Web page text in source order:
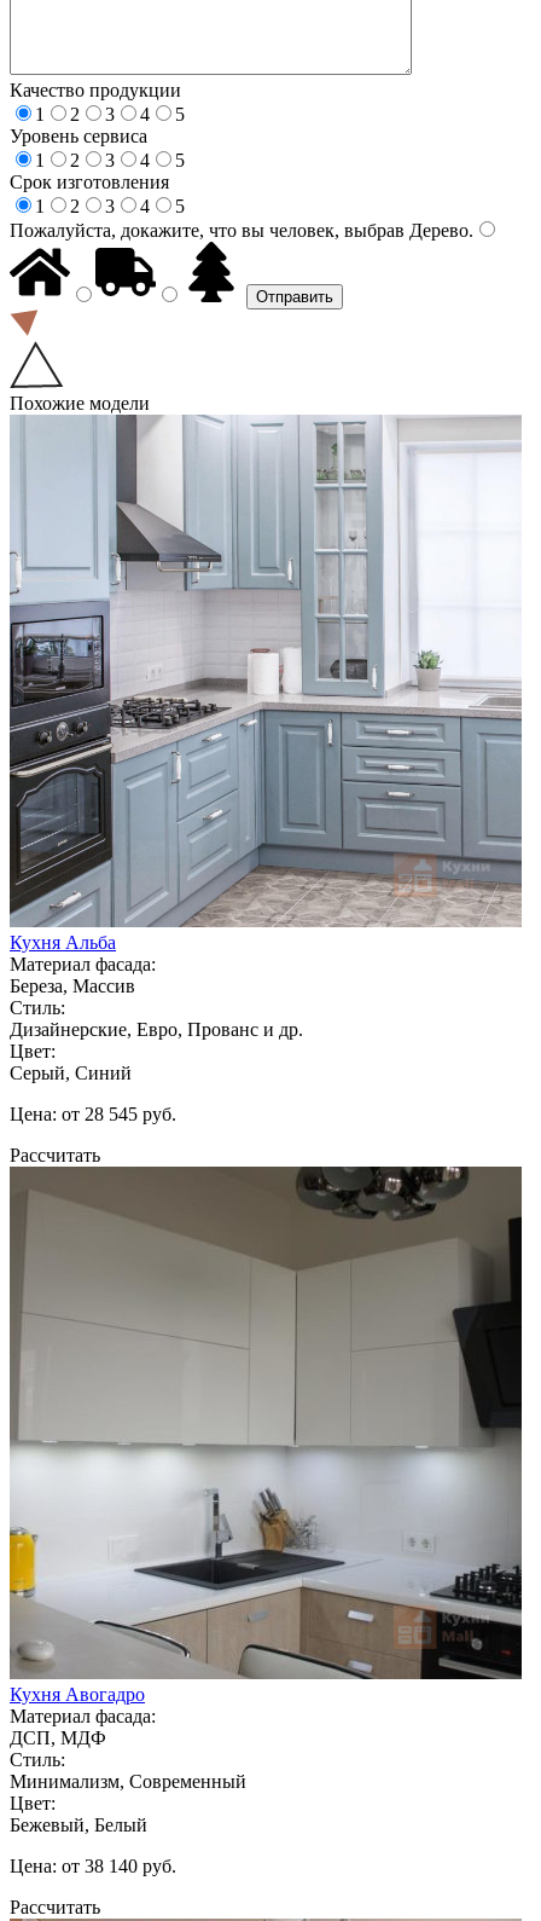
Качество продукции
1
2 3 4
5
Уровень сервиса
1
2 3 4
5
Срок изготовления
1
2 3 4
5
Пожалуйста, докажите, что вы человек, выбрав Дерево.
Похожие модели
Кухня Альба
Материал фасада:
Береза, Массив
Стиль:
Дизайнерские, Евро, Прованс и др.
Цвет:
Серый, Синий
Цена: от 28 545 руб.
Рассчитать
Кухня Авогадро
Материал фасада:
ДСП, МДФ
Стиль:
Минимализм, Современный
Цвет:
Бежевый, Белый
Цена: от 38 140 руб.
Рассчитать